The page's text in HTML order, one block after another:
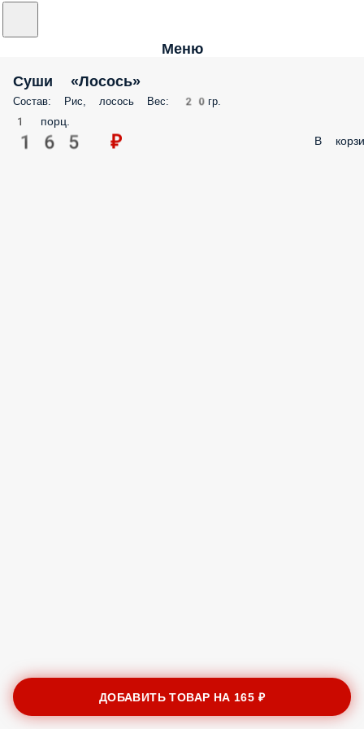
Меню
Суши «Лосось»
Состав: Рис, лосось Вес: 20гр.
1 порц.
165 ₽ В
ДОБАВИТЬ ТОВАР НА 165 ₽